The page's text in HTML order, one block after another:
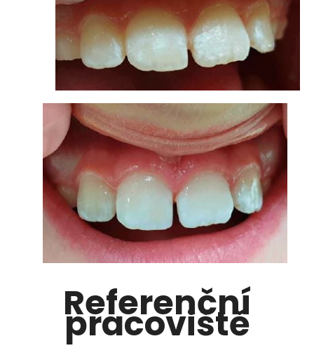
Referenční
pracoviště